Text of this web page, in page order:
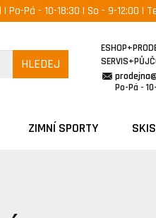
Pá - 10-18:30 | So - 9-12:00 |
HLEDEJ
Po-Pá -
ZIMNÍ SPORTY